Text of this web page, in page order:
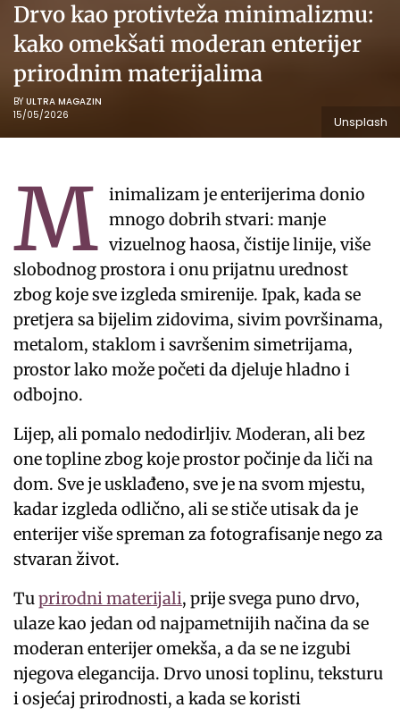
Drvo kao protivteža minimalizmu:
kako omekšati moderan enterijer
prirodnim materijalima
BY ULTRA MAGAZIN
15/05/2026
Unsplash
M inimalizam je enterijerima donio
mnogo dobrih stvari: manje
vizuelnog haosa, čistije linije, više
slobodnog prostora i onu prijatnu urednost
zbog koje sve izgleda smirenije. Ipak, kada se
pretjera sa bijelim zidovima, sivim površinama,
metalom, staklom i savršenim simetrijama,
prostor lako može početi da djeluje hladno i
odbojno.
Lijep, ali pomalo nedodirljiv. Moderan, ali bez
one topline zbog koje prostor počinje da liči na
dom. Sve je usklađeno, sve je na svom mjestu,
kadar izgleda odlično, ali se stiče utisak da je
enterijer više spreman za fotografisanje nego za
stvaran život.
Tuprirodni materijali, prije svega puno drvo,
ulaze kao jedan od najpametnijih načina da se
moderan enterijer omekša, a da se ne izgubi
njegova elegancija. Drvo unosi toplinu, teksturu
i osjećaj prirodnosti, a kada se koristi